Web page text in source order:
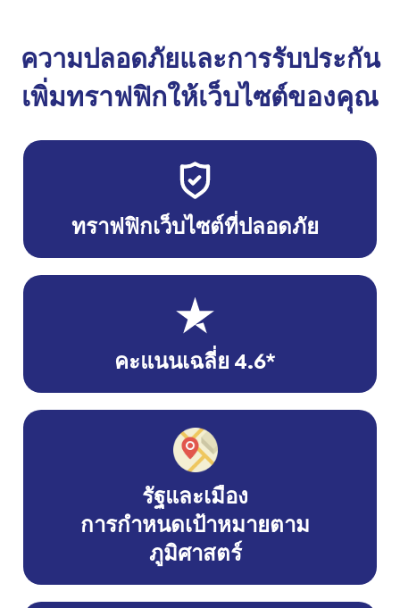
ความปลอดภัยและการรับประกัน
เพิ่มทราฟฟิกให้เว็บไซต์ของคุณ
ทราฟฟิกเว็บไซต์ที่ปลอดภัย
คะแนนเฉลี่ย 4.6*
รัฐและเมือง
การกำหนดเป้าหมายตาม
ภูมิศาสตร์